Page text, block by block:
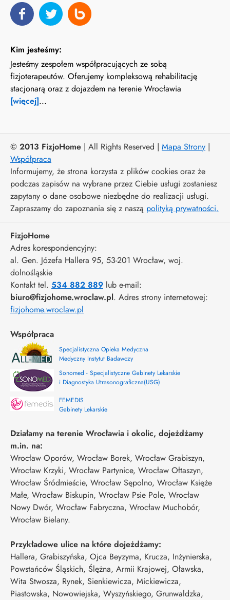
Kim jesteśmy:
Jesteśmy zespołem współpracujących ze sobą
fizjoterapeutów. Oferujemy kompleksową rehabilitację
stacjonarą oraz z dojazdem na terenie Wrocławia
[więcej]...
© 2013 FizjoHome | All Rights Reserved | Mapa Strony |
Współpraca
Informujemy, że strona korzysta z plików cookies oraz że
podczas zapisów na wybrane przez Ciebie usługi zostaniesz
zapytany o dane osobowe niezbędne do realizacji usługi.
Zapraszamy do zapoznania się z naszą polityką prywatności.
FizjoHome
Adres korespondencyjny:
al. Gen. Józefa Hallera 95, 53-201 Wrocław, woj.
dolnośląskie
Kontakt tel. 534 882 889 lub e-mail:
biuro@fizjohome.wroclaw.pl. Adres strony internetowej:
fizjohome.wroclaw.pl
Współpraca
Specjalistyczna Opieka Medyczna
Medyczny Instytut Badawczy
Sonomed - Specjalistyczne Gabinety Lekarskie
i Diagnostyka Utrasonograficzna(USG)
FEMEDIS
Gabinety Lekarskie
Działamy na terenie Wrocławia i okolic, dojeżdżamy
m.in. na:
Wrocław Oporów, Wrocław Borek, Wrocław Grabiszyn,
Wrocław Krzyki, Wrocław Partynice, Wrocław Ołtaszyn,
Wrocław Śródmieście, Wrocław Sępolno, Wrocław Księże
Małe, Wrocław Biskupin, Wrocław Psie Pole, Wrocław
Nowy Dwór, Wrocław Fabryczna, Wrocław Muchobór,
Wrocław Bielany.
Przykładowe ulice na które dojeżdżamy:
Hallera, Grabiszyńska, Ojca Beyzyma, Krucza, Inżynierska,
Powstańców Śląskich, Ślężna, Armii Krajowej, Oławska,
Wita Stwosza, Rynek, Sienkiewicza, Mickiewicza,
Piastowska, Nowowiejska, Wyszyńskiego, Grunwaldzka,